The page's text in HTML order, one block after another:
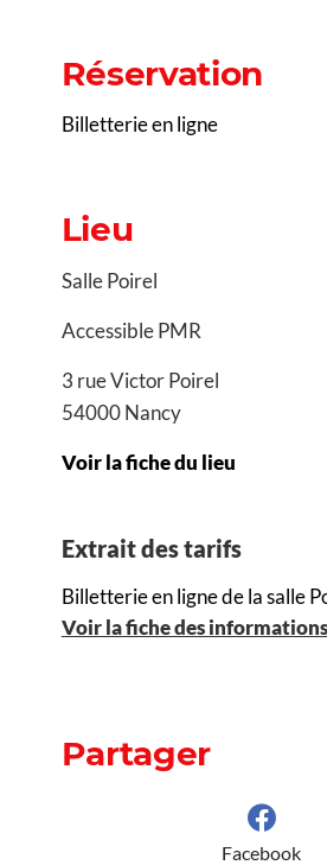
Réservation
Billetterie en ligne
Lieu
Salle Poirel
Accessible PMR
3 rue Victor Poirel
54000 Nancy
Voir la fiche du lieu
Extrait des tarifs
Billetterie en ligne de la salle
Voir la fiche des
Partager
Facebook